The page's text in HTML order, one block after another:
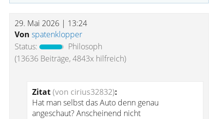
29. Mai 2026 | 13:24
Von spatenklopper
Status:
Philosoph
(13636 Beiträge, 4843x hilfreich)
Zitat(von cirius32832):
Hat man selbst das Auto denn genau
angeschaut? Anscheinend nicht